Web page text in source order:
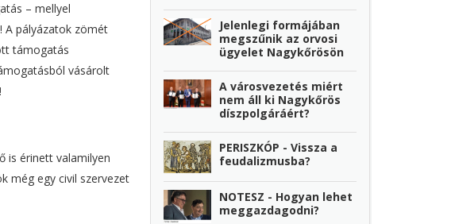
– mellyel
A pályázatok zömét
támogatás
vásárolt
is érinett valamilyen
még egy civil szervezet
Jelenlegi formájában
megszűnik az orvosi
ügyelet Nagykőrösön
A városvezetés miért
nem áll ki Nagykőrös
díszpolgáráért?
PERISZKÓP - Vissza a
feudalizmusba?
NOTESZ - Hogyan lehet
meggazdagodni?